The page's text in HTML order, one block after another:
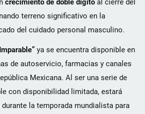
crecimiento de doble dígito al cierre del
terreno significativo en la
del cuidado personal masculino.
ya se encuentra disponible en
de autoservicio, farmacias y canales
Mexicana. Al ser una serie de
con disponibilidad limitada, estará
la temporada mundialista para